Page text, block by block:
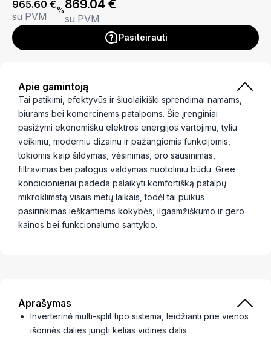
965.60 €
su PVM
%869.04 €
su PVM
Pasiteirauti
Apie gamintoją
Tai patikimi, efektyvūs ir šiuolaikiški sprendimai namams,
biurams bei komercinėms patalpoms. Šie įrenginiai
pasižymi ekonomišku elektros energijos vartojimu, tyliu
veikimu, moderniu dizainu ir pažangiomis funkcijomis,
tokiomis kaip šildymas, vėsinimas, oro sausinimas,
filtravimas bei patogus valdymas nuotoliniu būdu. Gree
kondicionieriai padeda palaikyti komfortišką patalpų
mikroklimatą visais metų laikais, todėl tai puikus
pasirinkimas ieškantiems kokybės, ilgaamžiškumo ir gero
kainos bei funkcionalumo santykio.
Aprašymas
Inverterinė multi-split tipo sistema, leidžianti prie vienos
išorinės dalies jungti kelias vidines dalis.